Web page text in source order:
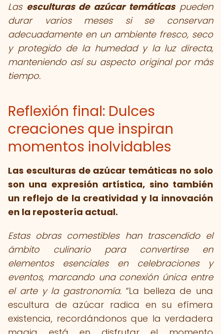
Las esculturas de azúcar temáticaspueden
durar varios meses si se conservan
adecuadamente en un ambiente fresco, seco
y protegido de la humedad y la luz directa,
manteniendo así su aspecto original por más
tiempo.
Reflexión final: Dulces
creaciones que inspiran
momentos inolvidables
Las esculturas de azúcar temáticas no solo
son una expresión artística, sino también
un reflejo de la creatividad y la innovación
en la repostería actual.
Estas obras comestibles han trascendido el
ámbito culinario para convertirse en
elementos esenciales en celebraciones y
eventos, marcando una conexión única entre
el arte y la gastronomía. La belleza de una
escultura de azúcar radica en su efímera
existencia, recordándonos que la verdadera